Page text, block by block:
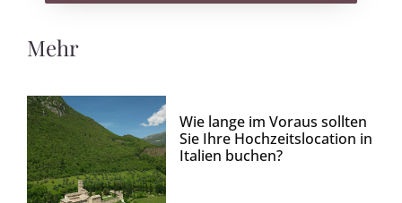
Mehr
Wie lange im Voraus sollten
Sie Ihre Hochzeitslocation in
Italien buchen?